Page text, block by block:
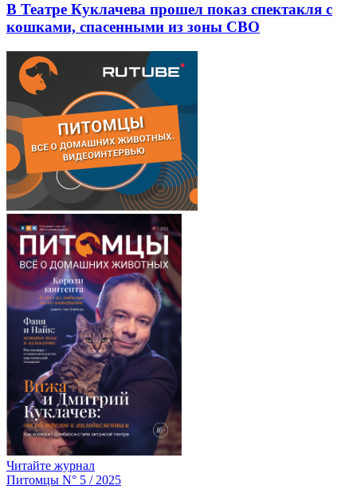
В Театре Куклачева прошел показ спектакля с
кошками, спасенными из зоны СВО
Читайте журнал
Питомцы N° 5 / 2025